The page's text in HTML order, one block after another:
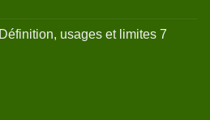
usages et limites 7